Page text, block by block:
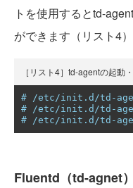
トを使用するとtd-
ができます（リスト4）
［リスト4］td-agentの起動
# /etc/init.d/td-
# /etc/init.d/td-
# /etc/init.d/td-
Fluentd（td-agnet